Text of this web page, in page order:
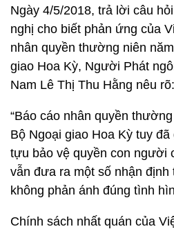
Ngày 4/5/2018, trả lời câu
nghị cho biết phản ứng của
nhân quyền thường niên
giao Hoa Kỳ, Người Phát
Nam Lê Thị Thu Hằng nêu rõ:
“Báo cáo nhân quyền
Bộ Ngoại giao Hoa Kỳ tuy
tựu bảo vệ quyền con người
vẫn đưa ra một số nhận định
không phản ánh đúng tình
Chính sách nhất quán của